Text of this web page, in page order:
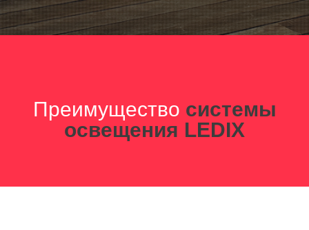
Преимущество системы
освещения LEDIX